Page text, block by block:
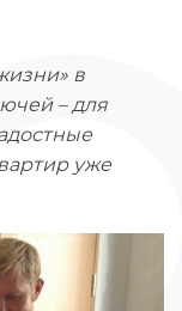
в
– для
уже